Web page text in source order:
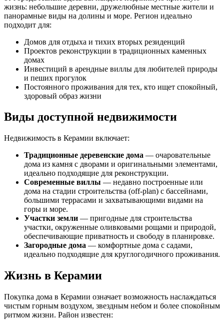
жизнь: небольшие деревни, дружелюбные местные жители и
панорамные виды на долины и море. Регион идеально
подходит для:
Домов для отдыха и тихих вторых резиденций
Проектов реконструкции в традиционных каменных
домах
Инвестиций в арендные виллы для любителей природы
и пеших прогулок
Постоянного проживания для тех, кто ищет спокойный,
здоровый образ жизни
Виды доступной недвижимости
Недвижимость в Керамии включает:
Традиционные деревенские дома — очаровательные
дома из камня с дворами и оригинальными элементами,
идеально подходящие для реконструкции.
Современные виллы — недавно построенные или
дома на стадии строительства (off-plan) с бассейнами,
большими террасами и захватывающими видами на
горы и море.
Участки земли — пригодные для строительства
участки, окруженные оливковыми рощами и природой,
обеспечивающие приватность и свободу в планировке.
Загородные дома — комфортные дома с садами,
идеально подходящие для круглогодичного проживания.
Жизнь в Керамии
Покупка дома в Керамии означает возможность наслаждаться
чистым горным воздухом, звездным небом и более спокойным
ритмом жизни. Район известен: